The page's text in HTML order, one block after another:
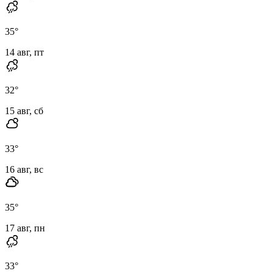
35°
14 авг, пт
32°
15 авг, сб
33°
16 авг, вс
35°
17 авг, пн
33°